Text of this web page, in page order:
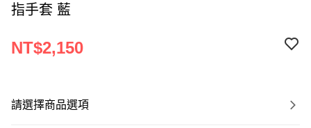
指手套 藍
NT$2,150
請選擇商品選項